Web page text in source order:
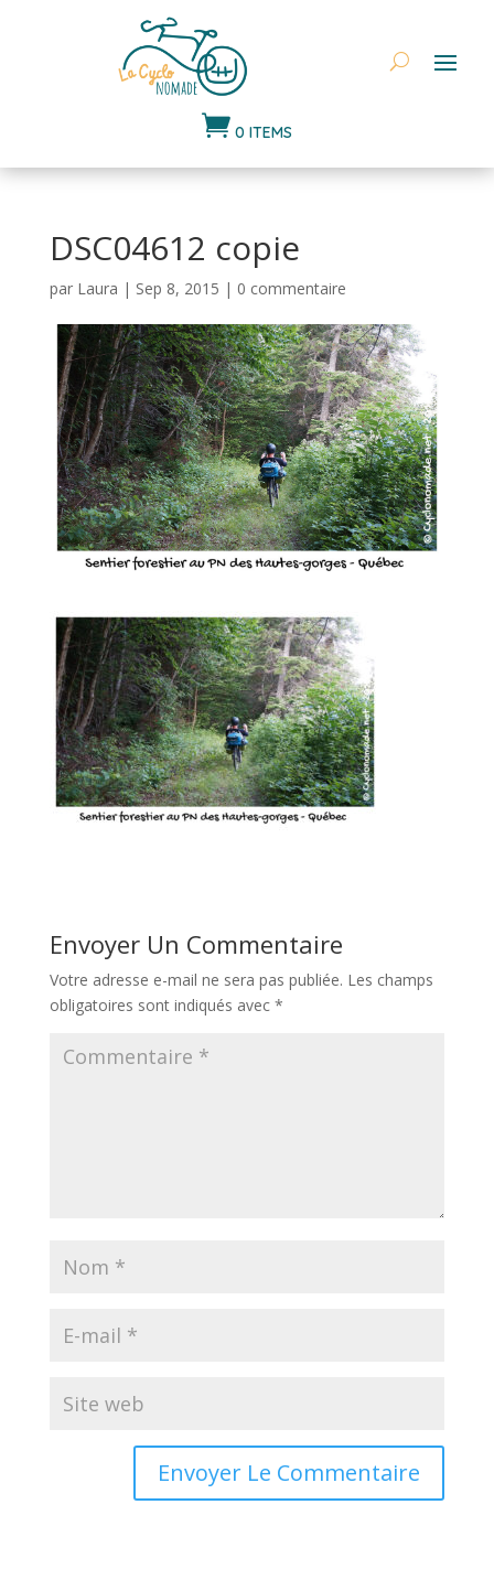
 0 ITEMS
DSC04612 copie
par Laura | Sep 8, 2015 | 0 commentaire
Envoyer Un Commentaire
Votre adresse e-mail ne sera pas publiée. Les champs
obligatoires sont indiqués avec *